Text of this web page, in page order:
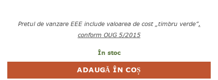
Pretul de vanzare EEE include valoarea de cost „timbru verde”,
conform OUG 5/2015
În stoc
ADAUGĂ ÎN COȘ